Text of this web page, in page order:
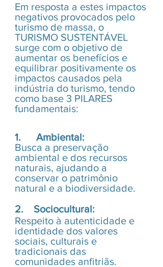
Em resposta a estes impactos
negativos provocados pelo
turismo de massa, o
TURISMO SUSTENTÁVEL
surge com o objetivo de
aumentar os benefícios e
equilibrar positivamente os
impactos causados pela
indústria do turismo, tendo
como base 3 PILARES
fundamentais:
1.      Ambiental:
Busca a preservação
ambiental e dos recursos
naturais, ajudando a
conservar o patrimônio
natural e a biodiversidade.
2.    Sociocultural:
Respeito à autenticidade e
identidade dos valores
sociais, culturais e
tradicionais das
comunidades anfitriãs.